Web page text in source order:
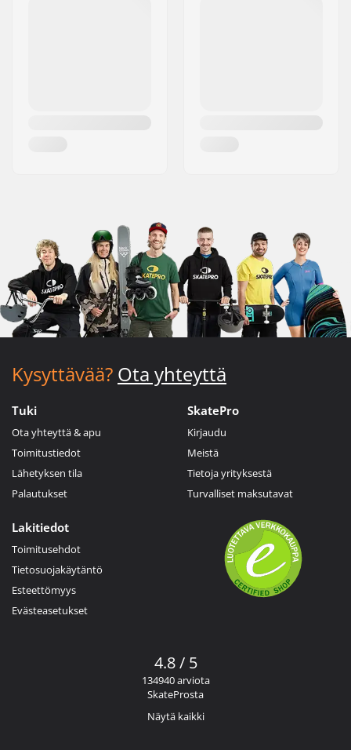
Kysyttävää? Ota yhteyttä
Tuki
Ota yhteyttä & apu
Toimitustiedot
Lähetyksen tila
Palautukset
SkatePro
Kirjaudu
Meistä
Tietoja yrityksestä
Turvalliset maksutavat
Lakitiedot
Toimitusehdot
Tietosuojakäytäntö
Esteettömyys
Evästeasetukset
4.8 / 5
134940 arviota
SkateProsta
Näytä kaikki